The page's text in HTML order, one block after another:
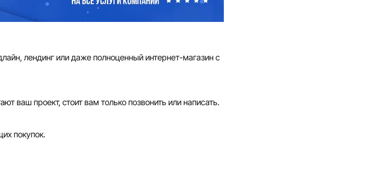
лендинг или даже полноценный интернет-магазин с
ваш проект, стоит вам только позвонить или написать.
покупок.